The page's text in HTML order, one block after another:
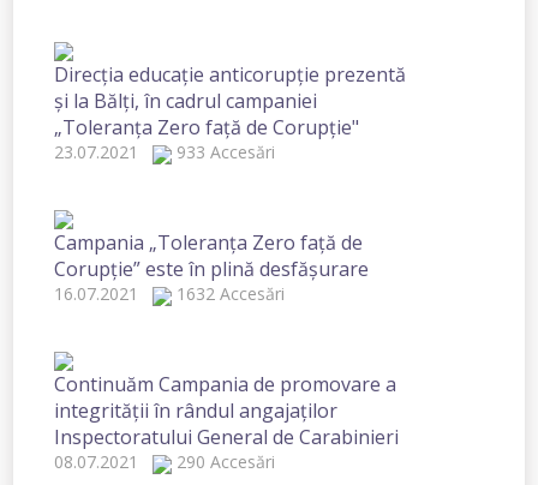
Direcția educație anticorupție prezentă
și la Bălți, în cadrul campaniei
„Toleranța Zero față de Corupție"
23.07.2021 933 Accesări
Campania „Toleranța Zero față de
Corupție” este în plină desfășurare
16.07.2021 1632 Accesări
Continuăm Campania de promovare a
integrității în rândul angajaților
Inspectoratului General de Carabinieri
08.07.2021 290 Accesări